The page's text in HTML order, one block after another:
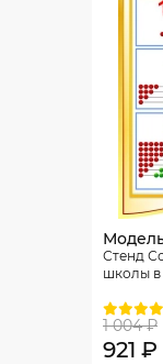
Стенд
школы в
1 004 ₽
921 ₽